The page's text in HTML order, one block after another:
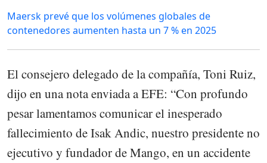
Maersk prevé que los volúmenes globales de
contenedores aumenten hasta un 7 % en 2025
El consejero delegado de la compañía, Toni Ruiz,
dijo en una nota enviada a EFE: “Con profundo
pesar lamentamos comunicar el inesperado
fallecimiento de Isak Andic, nuestro presidente no
ejecutivo y fundador de Mango, en un accidente